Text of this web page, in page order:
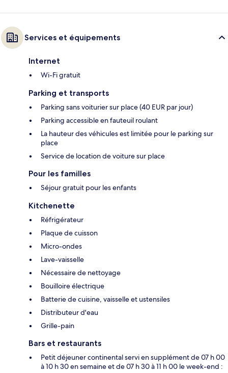
Services et équipements
Internet
Wi-Fi gratuit
Parking et transports
Parking sans voiturier sur place (40 EUR par jour)
Parking accessible en fauteuil roulant
La hauteur des véhicules est limitée pour le parking sur
place
Service de location de voiture sur place
Pour les familles
Séjour gratuit pour les enfants
Kitchenette
Réfrigérateur
Plaque de cuisson
Micro-ondes
Lave-vaisselle
Nécessaire de nettoyage
Bouilloire électrique
Batterie de cuisine, vaisselle et ustensiles
Distributeur d'eau
Grille-pain
Bars et restaurants
Petit déjeuner continental servi en supplément de 07 h 00
à 10 h 30 en semaine et de 07 h 30 à 11 h 00 le week-end :